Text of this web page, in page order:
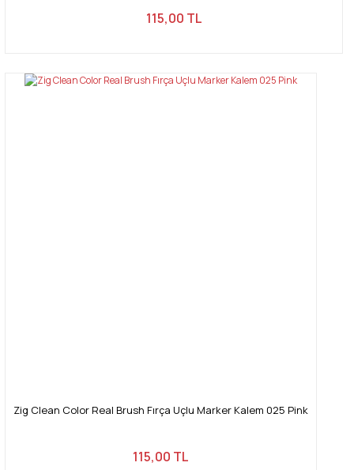
115,00 TL
Zig Clean Color Real Brush Fırça Uçlu Marker Kalem 025 Pink
115,00 TL